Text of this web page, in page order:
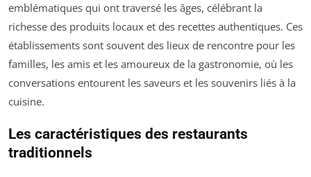
emblématiques qui ont traversé les âges, célébrant la
richesse des produits locaux et des recettes authentiques. Ces
établissements sont souvent des lieux de rencontre pour les
familles, les amis et les amoureux de la gastronomie, où les
conversations entourent les saveurs et les souvenirs liés à la
cuisine.
Les caractéristiques des restaurants
traditionnels